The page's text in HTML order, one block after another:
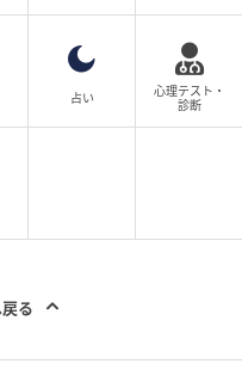
みながら！ 子育て
占い
心理テスト・
診断
る